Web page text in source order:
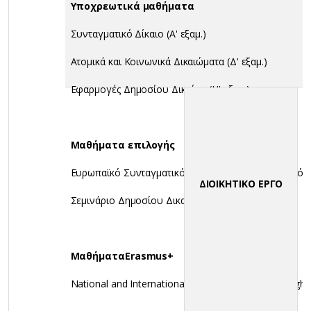
Υποχρεωτικά μαθήματα
Συνταγματικό Δίκαιο (Α' εξαμ.)
Ατομικά και Κοινωνικά Δικαιώματα (Δ' εξαμ.)
Εφαρμογές Δημοσίου Δικαίου (Η' εξαμ.)
Μαθήματα επιλογής
Ευρωπαϊκό Συνταγματικό και Ευρωπαϊκό Διοικητικό
Σεμινάριο Δημοσίου Δικαίου (Η' εξαμ.)
ΜαθήματαErasmus+
National and International Protection of Human
ΔΙΟΙΚΗΤΙΚΟ ΕΡΓΟ